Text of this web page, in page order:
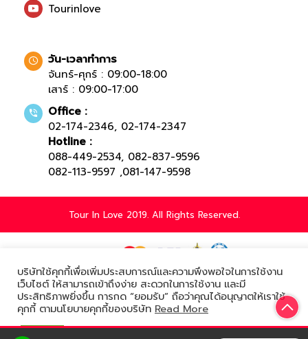
บริษัทใช้คุกกี้เพื่อเพิ่มประสบการณ์และความพึงพอใจในการใช้งาน
เว็บไซต์ ให้สามารถเข้าถึงง่าย สะดวกในการใช้งาน และมี
ประสิทธิภาพยิ่งขึ้น การกด “ยอมรับ” ถือว่าคุณได้อนุญาตให้เราใช้
คุกกี้ ตามนโยบายคุกกี้ของบริษัท Read More
ยอมรับ
Tourinlove
วัน-เวลาทำการ
จันทร์-ศุกร์ : 09:00-18:00
เสาร์ : 09:00-17:00
Office :
02-174-2346, 02-174-2347
Hotline :
088-449-2534, 082-837-9596
082-113-9597 ,081-147-9598
Tour In Love 2019. All Rights Reserved.
Powered by